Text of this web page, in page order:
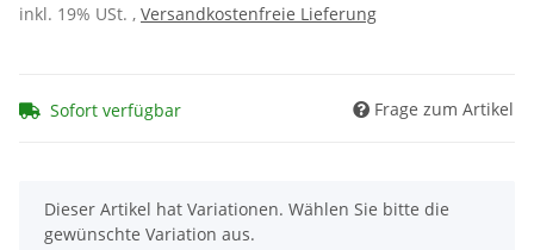
inkl. 19% USt. , Versandkostenfreie Lieferung
Sofort verfügbar Frage zum Artikel
x
Dieser Artikel hat Variationen. Wählen Sie bitte die
gewünschte Variation aus.